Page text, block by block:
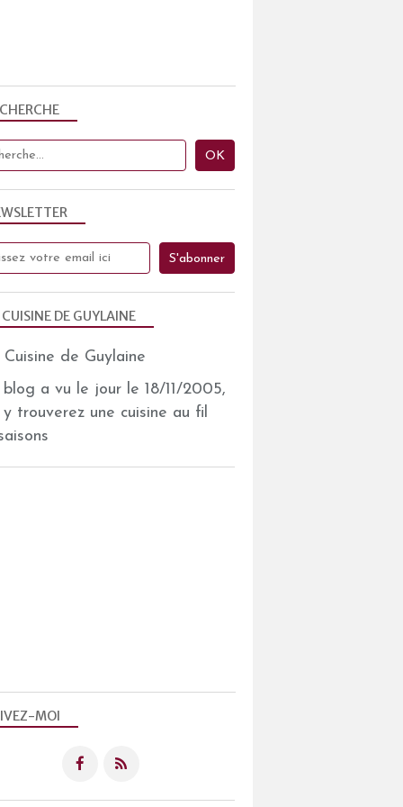
MOI
DE GUYLAINE
blog a vu le jour le 18/11/2005,
y trouverez une cuisine au fil